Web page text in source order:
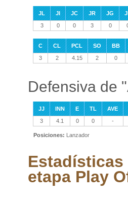
JL JI JC JR JG
3
0 0 3 0
C CL PCL SO
BB
3
2 4.15 2 0
Defensiva de
JJ INN E TL
AVE
3
4.1 0 0 -
Posiciones: Lanzador
etapa Play